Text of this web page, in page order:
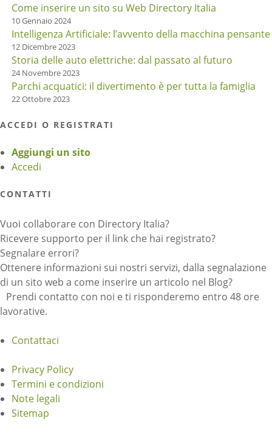
Come inserire un sito su Web Directory Italia
10 Gennaio 2024
Intelligenza Artificiale: l’avvento della macchina pensante
12 Dicembre 2023
Storia delle auto elettriche: dal passato al futuro
24 Novembre 2023
Parchi acquatici: il divertimento è per tutta la famiglia
22 Ottobre 2023
ACCEDI O REGISTRATI
Aggiungi un sito
Accedi
CONTATTI
Vuoi collaborare con Directory Italia?
Ricevere supporto per il link che hai registrato?
Segnalare errori?
Ottenere informazioni sui nostri servizi, dalla segnalazione
di un sito web a come inserire un articolo nel Blog?
Prendi contatto con noi e ti risponderemo entro 48 ore
lavorative.
Contattaci
Privacy Policy
Termini e condizioni
Note legali
Sitemap